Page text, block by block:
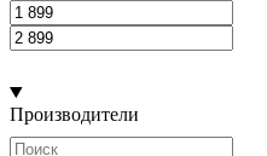
Производители